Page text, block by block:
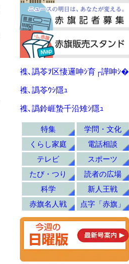
襍､譌苓ｦ区悽邏呻ｼ育┌譁呻ｼ�
襍､譌苓ｳｼ隱ｭ
襍､譌鈴崕蟄千沿雉ｼ隱ｭ
特集
学問・文化
くらし家庭
電話相談
テレビ
スポーツ
たび・つり
読者の広場
科学
新人王戦
赤旗名人戦
点字「赤旗」